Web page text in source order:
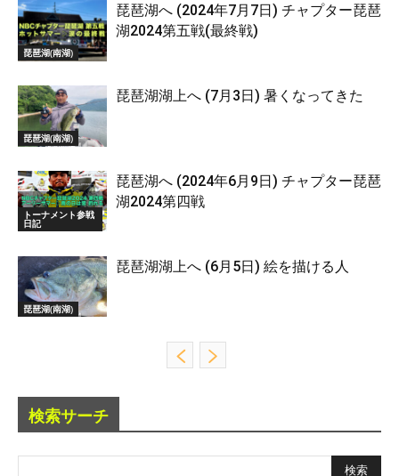
琵琶湖(南湖)
琵琶湖へ (2024年7月7日) チャプター琵琶
湖2024第五戦(最終戦)
琵琶湖(南湖)
琵琶湖湖上へ (7月3日) 暑くなってきた
トーナメント参戦
日記
琵琶湖へ (2024年6月9日) チャプター琵琶
湖2024第四戦
琵琶湖(南湖)
琵琶湖湖上へ (6月5日) 絵を描ける人
検索サーチ